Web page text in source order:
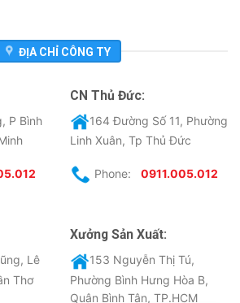
ĐỊA CHỈ CÔNG TY
P Bình
CN Thủ Đức:
164 Đường Số 11, Phường
Linh Xuân, Tp Thủ Đức
Phone: 0911.005.012
Lê
Thơ
Xưởng Sản Xuất:
153 Nguyễn Thị Tú,
Phường Bình Hưng Hòa B,
Quận Bình Tân, TP.HCM